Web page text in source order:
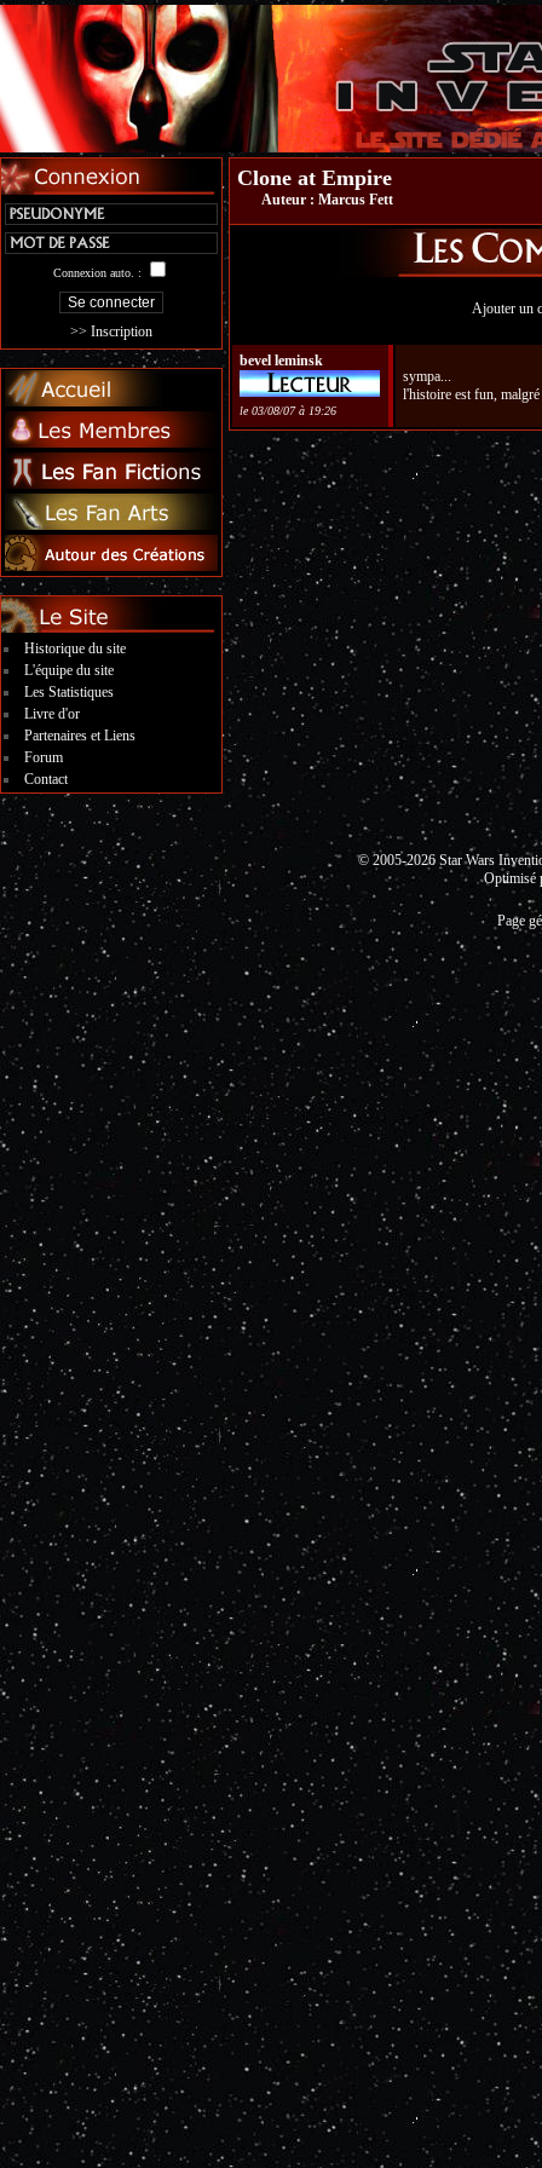
Connexion auto. :
>> Inscription
Historique du site
L'équipe du site
Les Statistiques
Livre d'or
Partenaires et Liens
Forum
Contact
Clone at Empire
Auteur : Marcus Fett
Ajouter un
bevel leminsk
le 03/08/07 à 19:26
sympa...
l'histoire est fun,
© 2005-2026 Star Wars
Optimisé
Page